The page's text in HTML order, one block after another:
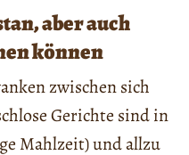
aber auch
können
zwischen sich
Gerichte sind in
Mahlzeit) und allzu